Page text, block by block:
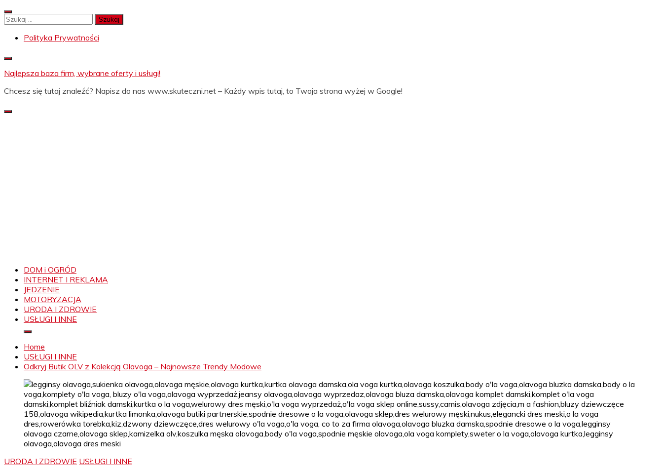
Skip
to
Szukaj:
Polityka Prywatności
Najlepsza baza firm, wybrane oferty i usługi!
Chcesz się tutaj znaleźć? Napisz do nas www.skuteczni.net – Każdy wpis tutaj, to Twoja strona wyżej w Google!
DOM i OGRÓD
INTERNET I REKLAMA
JEDZENIE
MOTORYZACJA
URODA I ZDROWIE
USŁUGI I INNE
Home
USŁUGI I INNE
Odkryj Butik OLV z Kolekcją Olavoga – Najnowsze Trendy Modowe
URODA I ZDROWIE USŁUGI I INNE